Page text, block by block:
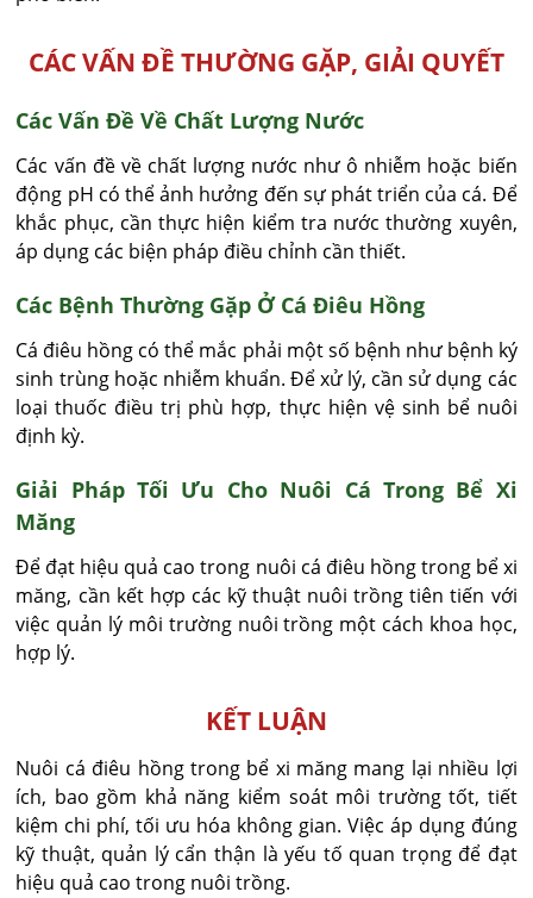
CÁC VẤN ĐỀ THƯỜNG GẶP, GIẢI QUYẾT
Các Vấn Đề Về Chất Lượng Nước
Các vấn đề về chất lượng nước như ô nhiễm hoặc biến
động pH có thể ảnh hưởng đến sự phát triển của cá. Để
khắc phục, cần thực hiện kiểm tra nước thường xuyên,
áp dụng các biện pháp điều chỉnh cần thiết.
Các Bệnh Thường Gặp Ở Cá Điêu Hồng
Cá điêu hồng có thể mắc phải một số bệnh như bệnh ký
sinh trùng hoặc nhiễm khuẩn. Để xử lý, cần sử dụng các
loại thuốc điều trị phù hợp, thực hiện vệ sinh bể nuôi
định kỳ.
Giải Pháp Tối Ưu Cho Nuôi Cá Trong Bể Xi
Măng
Để đạt hiệu quả cao trong nuôi cá điêu hồng trong bể xi
măng, cần kết hợp các kỹ thuật nuôi trồng tiên tiến với
việc quản lý môi trường nuôi trồng một cách khoa học,
hợp lý.
KẾT LUẬN
Nuôi cá điêu hồng trong bể xi măng mang lại nhiều lợi
ích, bao gồm khả năng kiểm soát môi trường tốt, tiết
kiệm chi phí, tối ưu hóa không gian. Việc áp dụng đúng
kỹ thuật, quản lý cẩn thận là yếu tố quan trọng để đạt
hiệu quả cao trong nuôi trồng.